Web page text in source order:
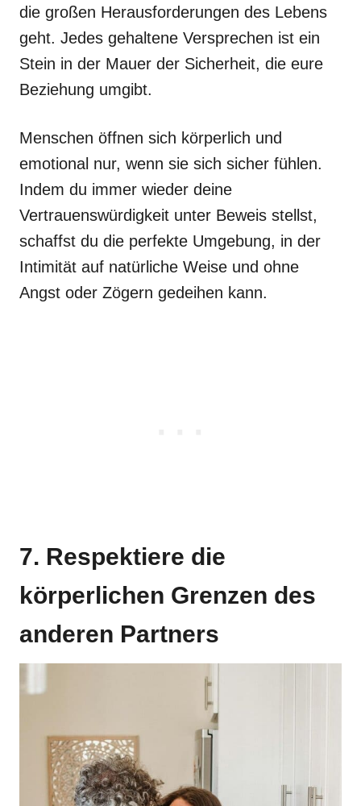
die großen Herausforderungen des Lebens
geht. Jedes gehaltene Versprechen ist ein
Stein in der Mauer der Sicherheit, die eure
Beziehung umgibt.
Menschen öffnen sich körperlich und
emotional nur, wenn sie sich sicher fühlen.
Indem du immer wieder deine
Vertrauenswürdigkeit unter Beweis stellst,
schaffst du die perfekte Umgebung, in der
Intimität auf natürliche Weise und ohne
Angst oder Zögern gedeihen kann.
7. Respektiere die
körperlichen Grenzen des
anderen Partners